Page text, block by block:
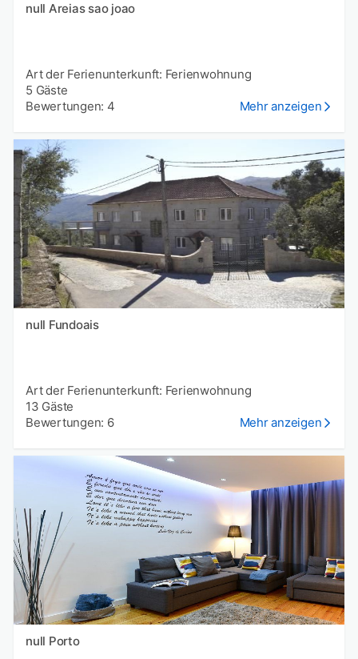
null Areias sao joao
Art der Ferienunterkunft: Ferienwohnung
5 Gäste
Bewertungen: 4
Mehr anzeigen
null Fundoais
Art der Ferienunterkunft: Ferienwohnung
13 Gäste
Bewertungen: 6
Mehr anzeigen
null Porto